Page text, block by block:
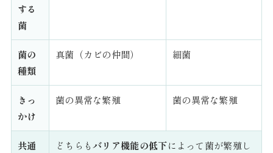
する
菌
菌の
種類
真菌（カビの仲間） 細菌
きっ
かけ
菌の異常な繁殖 菌の異常な繁殖
共通
どちらもバリア機能の低下によって菌が繁殖し